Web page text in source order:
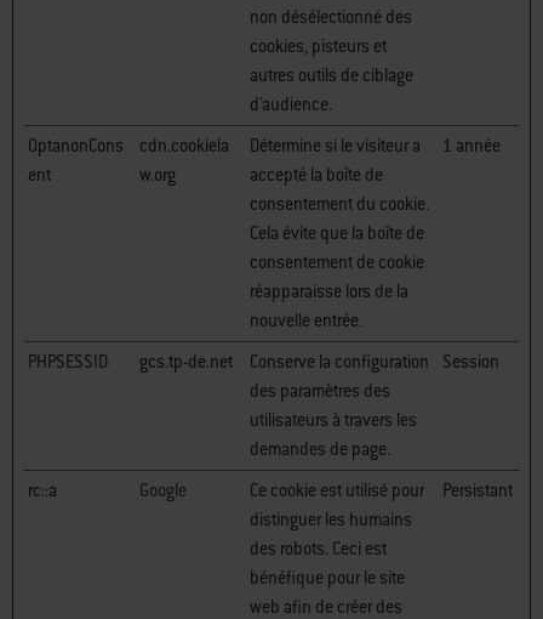
non désélectionné des
cookies, pisteurs et
autres outils de ciblage
d'audience.
OptanonCons
ent
cdn.cookiela
w.org
Détermine si le visiteur a
accepté la boîte de
consentement du cookie.
Cela évite que la boîte de
consentement de cookie
réapparaisse lors de la
nouvelle entrée.
1 année
PHPSESSID gcs.tp-de.net
Conserve la configuration
des paramètres des
utilisateurs à travers les
demandes de page.
Session
rc::a Google
Ce cookie est utilisé pour
distinguer les humains
des robots. Ceci est
bénéfique pour le site
web afin de créer des
Persistant